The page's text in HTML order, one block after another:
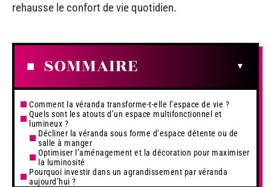
rehausse le confort de vie quotidien.
SOMMAIRE
Comment la véranda transforme-t-elle l’espace de vie ?
Quels sont les atouts d’un espace multifonctionnel et
lumineux ?
Décliner la véranda sous forme d’espace détente ou de
salle à manger
Optimiser l’aménagement et la décoration pour maximiser
la luminosité
Pourquoi investir dans un agrandissement par véranda
aujourd’hui ?